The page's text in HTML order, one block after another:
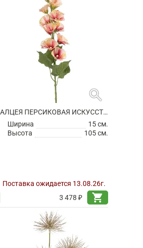
search
АЛЦЕЯ ПЕРСИКОВАЯ ИСКУССТВЕННАЯ
Ширина
15 см.
Высота
105 см.
Поставка ожидается 13.08.26г.
3 478 ₽
shopping_cart